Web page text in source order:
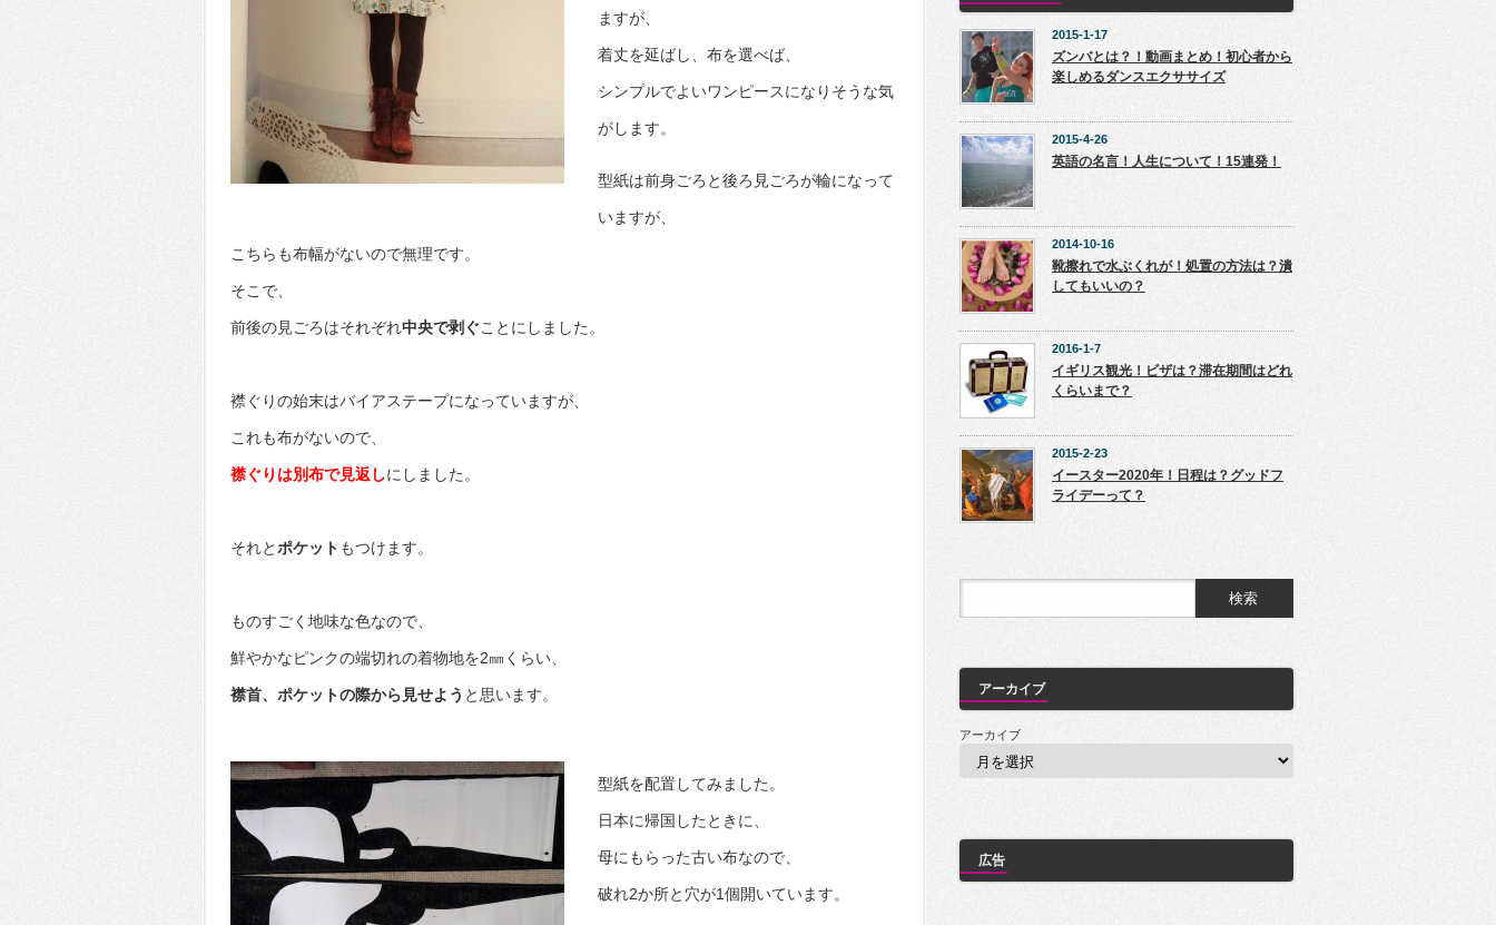
ますが、
着丈を延ばし、布を選べば、
シンプルでよいワンピースになりそうな気
がします。
型紙は前身ごろと後ろ見ごろが輪になって
いますが、
こちらも布幅がないので無理です。
そこで、
前後の見ごろはそれぞれ中央で剥ぐことにしました。
襟ぐりの始末はバイアステープになっていますが、
これも布がないので、
襟ぐりは別布で見返しにしました。
それと ポケット もつけます。
ものすごく地味な色なので、
鮮やかなピンクの端切れの着物地を2㎜くらい、
襟首、ポケットの際から見せよう と思います。
型紙を配置してみました。
日本に帰国したときに、
母にもらった古い布なので、
破れ2か所と穴が1個開いています。
2015-1-17
ズンバとは？！動画まとめ！初心者から
楽しめるダンスエクササイズ
2015-4-26
英語の名言！人生について！15連発！
2014-10-16
靴擦れで水ぶくれが！処置の方法は？潰
してもいいの？
2016-1-7
イギリス観光！ビザは？滞在期間はどれ
くらいまで？
2015-2-23
イースター2020年！日程は？グッドフ
ライデーって？
アーカイブ
アーカイブ
広告